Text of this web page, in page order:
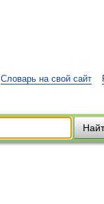
Словарь на свой сайт